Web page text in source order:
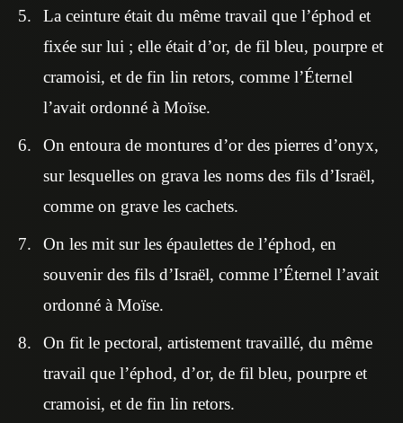
La ceinture était du même travail que l’éphod et
fixée sur lui ; elle était d’or, de fil bleu, pourpre et
cramoisi, et de fin lin retors, comme l’Éternel
l’avait ordonné à Moïse.
On entoura de montures d’or des pierres d’onyx,
sur lesquelles on grava les noms des fils d’Israël,
comme on grave les cachets.
On les mit sur les épaulettes de l’éphod, en
souvenir des fils d’Israël, comme l’Éternel l’avait
ordonné à Moïse.
On fit le pectoral, artistement travaillé, du même
travail que l’éphod, d’or, de fil bleu, pourpre et
cramoisi, et de fin lin retors.